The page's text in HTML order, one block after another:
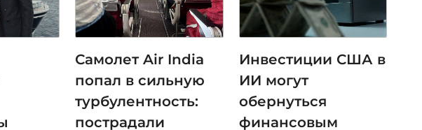
Самолет Air India
попал в сильную
турбулентность:
пострадали
Инвестиции США в
ИИ могут
обернуться
финансовым